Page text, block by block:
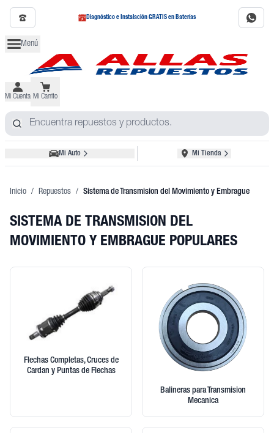
Diagnóstico e Instalación GRATIS en Baterías
Menú
Mi Cuenta Mi Carrito
Mi Auto Mi Tienda
Inicio / Repuestos / Sistema de Transmision del Movimiento y Embrague
SISTEMA DE TRANSMISION DEL
MOVIMIENTO Y EMBRAGUE POPULARES
Flechas Completas, Cruces de
Cardan y Puntas de Flechas
Balineras para Transmision
Mecanica